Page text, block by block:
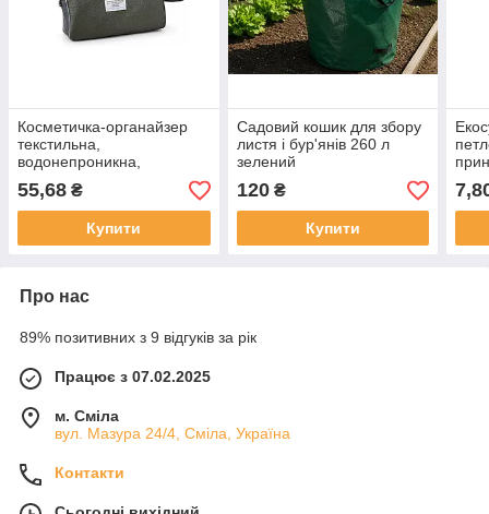
Косметичка-органайзер
текстильна,
водонепроникна,
240×165×95 мм
55,68 ₴
Купити
Садовий кошик для збору
листя і бур'янів 260 л
зелений
120₴
Купити
в
Про нас
89% позитивних з 9 відгуків за рік
Працює з 07.02.2025
м. Сміла
вул. Мазура 24/4, Сміла, Україна
Контакти